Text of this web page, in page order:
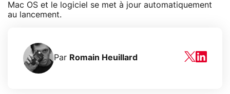
Mac OS et le logiciel se met à jour automatiquement
au lancement.
Par Romain Heuillard